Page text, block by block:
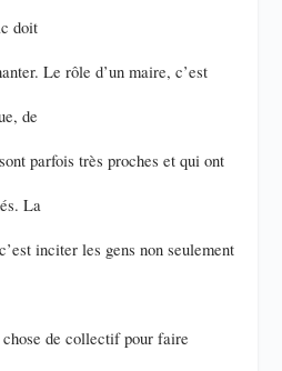
doit
Le rôle d’un maire, c’est
de
parfois très proches et qui ont
La
inciter les gens non seulement
de collectif pour faire